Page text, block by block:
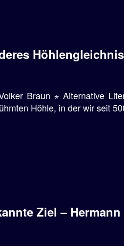
Höhlengleichnis
Braun ⋆ Alternative
Höhle, in der wir seit
Ziel –